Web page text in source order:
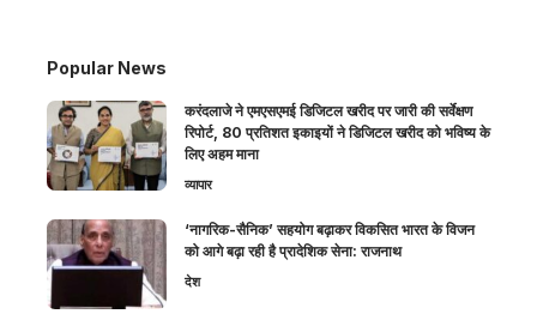
Popular News
करंदलाजे ने एमएसएमई डिजिटल खरीद पर जारी की सर्वेक्षण
रिपोर्ट, 80 प्रतिशत इकाइयों ने डिजिटल खरीद को भविष्य के
लिए अहम माना
व्यापार
‘नागरिक-सैनिक’ सहयोग बढ़ाकर विकसित भारत के विजन
को आगे बढ़ा रही है प्रादेशिक सेना: राजनाथ
देश